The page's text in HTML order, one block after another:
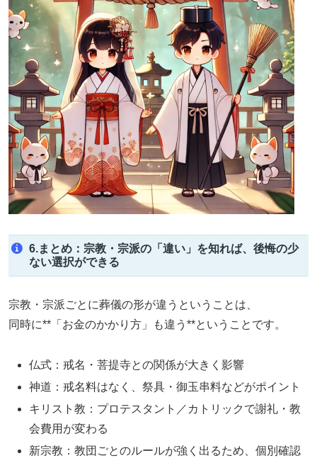
6.まとめ：宗教・宗派の「違い」を知れば、後悔の少
ない選択ができる
宗教・宗派ごとに葬儀の形が違うということは、
同時に**「お金のかかり方」も違う**ということです。
仏式：戒名・菩提寺との関係が大きく影響
神道：戒名料はなく、祭具・御玉串料などがポイント
キリスト教：プロテスタント／カトリックで謝礼・教
会費用が変わる
新宗教：教団ごとのルールが強く出るため、個別確認